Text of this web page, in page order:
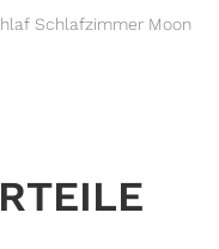
Schlafzimmer Moon